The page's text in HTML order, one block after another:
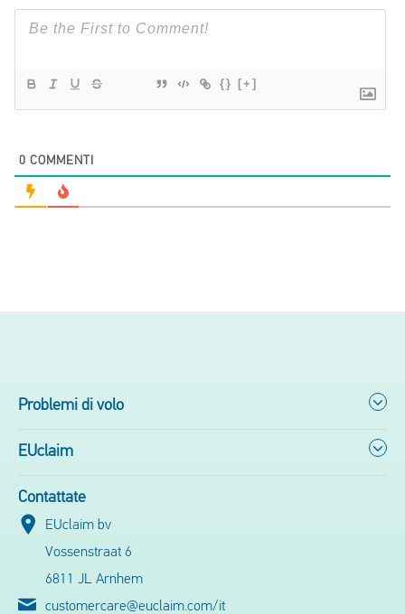
{} [+]
0 COMMENTI
Problemi di volo
EUclaim
Contattate
EUclaim bv
Vossenstraat 6
6811 JL Arnhem
customercare@euclaim.com/it